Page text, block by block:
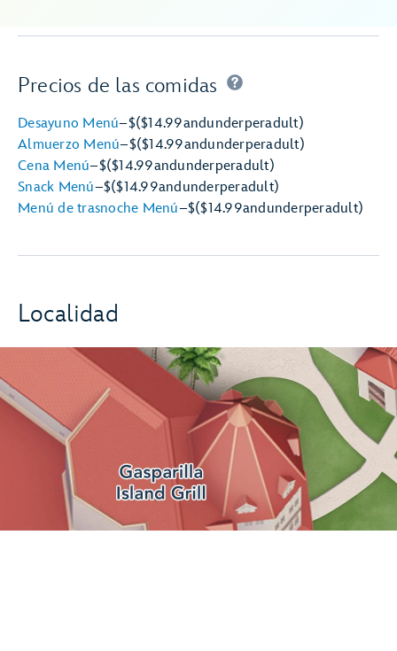
Precios de las comidas
Desayuno Menú–$($14.99andunderperadult)
Almuerzo Menú–$($14.99andunderperadult)
Cena Menú–$($14.99andunderperadult)
Snack Menú–$($14.99andunderperadult)
Menú de trasnoche Menú–$($14.99andunderperadult)
Localidad